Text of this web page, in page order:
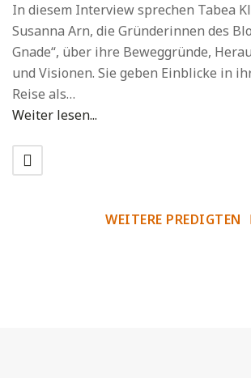
In diesem Interview sprechen Tabea
Susanna Arn, die Gründerinnen des
Gnade“, über ihre Beweggründe,
und Visionen. Sie geben Einblicke in
Reise als…
Weiter lesen...
WEITERE PREDIGTEN